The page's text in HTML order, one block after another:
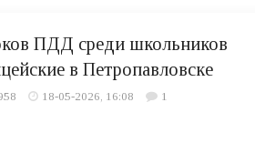
ПДД среди школьников
в Петропавловске
18-05-2026, 16:08 1